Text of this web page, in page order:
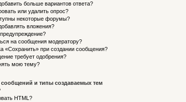
больше вариантов ответа?
или удалить опрос?
некоторые форумы?
вложения?
на сообщения модератору?
«Сохранить» при создании сообщения?
требует одобрения?
мою тему?
и типы создаваемых тем
HTML?